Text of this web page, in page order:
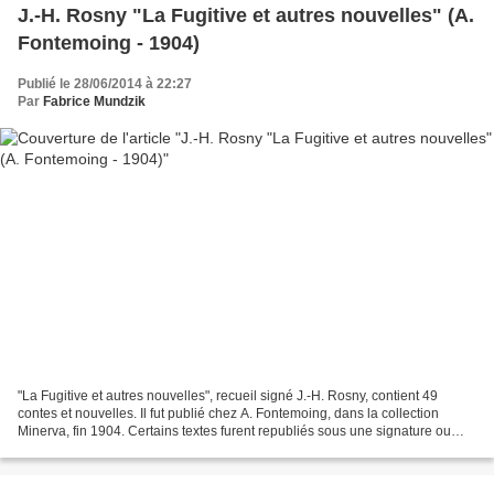
J.-H. Rosny "La Fugitive et autres nouvelles" (A.
Fontemoing - 1904)
Publié le 28/06/2014 à 22:27
Par Fabrice Mundzik
"La Fugitive et autres nouvelles", recueil signé J.-H. Rosny, contient 49
contes et nouvelles. Il fut publié chez A. Fontemoing, dans la collection
Minerva, fin 1904. Certains textes furent republiés sous une signature ou